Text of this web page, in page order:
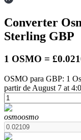
Futuros de
Converter
Sterling GBP
1 OSMO =
OSMO para GBP: 1
partir de August 7 at
osmoosmo